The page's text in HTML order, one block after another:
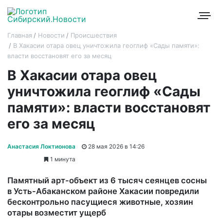
Главная Новости
Происшествия
В Хакасии отара овец уничтожила геоглиф «Сады памяти»:
власти восстановят его за месяц
В Хакасии отара овец
уничтожила геоглиф «Сады
памяти»: власти восстановят
его за месяц
Анастасия Локтионова
28 мая 2026 в 14:26
1 минута
Памятный арт-объект из 6 тысяч сеянцев сосны
в Усть-Абаканском районе Хакасии повредили
бесконтрольно пасущиеся животные, хозяин
отары возместит ущерб